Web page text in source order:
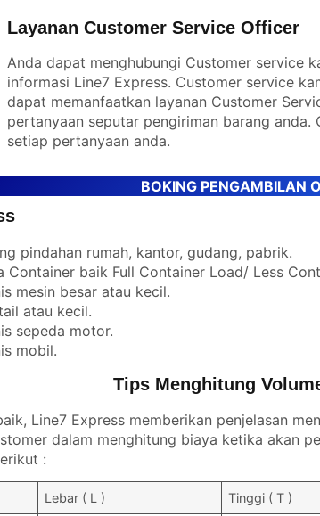
Layanan Customer Service Officer
Anda dapat menghubungi Customer service
informasi Line7 Express. Customer service
dapat memanfaatkan layanan Customer
pertanyaan seputar pengiriman barang anda.
setiap pertanyaan anda.
BOKING PENGAMBILAN
pindahan rumah, kantor, gudang, pabrik.
Container baik Full Container Load/ Less
mesin besar atau kecil.
atau kecil.
sepeda motor.
mobil.
Tips Menghitung
Line7 Express memberikan penjelasan
dalam menghitung biaya ketika akan
:
Lebar ( L ) Tinggi ( T )